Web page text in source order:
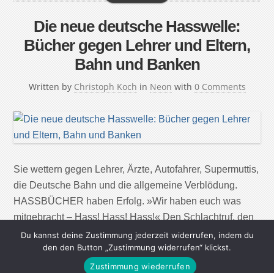
Die neue deutsche Hasswelle:
Bücher gegen Lehrer und Eltern,
Bahn und Banken
Written by Christoph Koch in Neon with 0 Comments
Sie wettern gegen Lehrer, Ärzte, Autofahrer, Supermuttis,
die Deutsche Bahn und die allgemeine Verblödung.
HASSBÜCHER haben Erfolg. »Wir haben euch was
mitgebracht – Hass! Hass! Hass!« Den Schlachtruf, den
man sonst vorwiegend auf autonomen Demos hört,
könnten derzeit auch Buchhändler ihren Kunden
entgegenschleudern. Denn in ihren Regalen und auf den
Du kannst deine Zustimmung jederzeit widerrufen, indem du
den den Button „Zustimmung widerrufen“ klickst.
Zustimmung wiederrufen